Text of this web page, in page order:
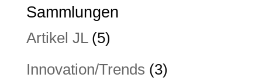
Sammlungen
Artikel JL(5)
Innovation/Trends (3)